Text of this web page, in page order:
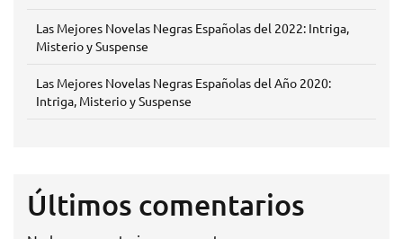
Las Mejores Novelas Negras Españolas del 2022: Intriga,
Misterio y Suspense
Las Mejores Novelas Negras Españolas del Año 2020:
Intriga, Misterio y Suspense
Últimos comentarios